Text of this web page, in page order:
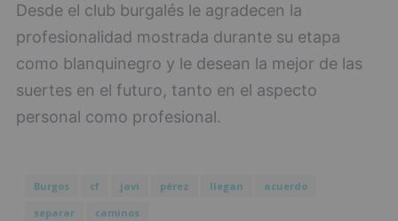
Desde el club burgalés le agradecen la
profesionalidad mostrada durante su etapa
como blanquinegro y le desean la mejor de las
suertes en el futuro, tanto en el aspecto
personal como profesional.
Burgos cf javi pérez llegan
acuerdo
separar
caminos